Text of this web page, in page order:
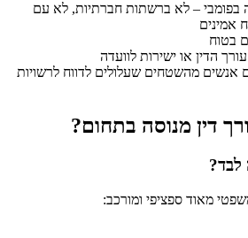
– לא ברשתות חברתיות, לא עם
אמינים
בטוח
הדין או ישירות לוועדה
מהשטחים שעלולים לדווח לרשויות
דין מנוסה בתחום?
מאוד ספציפי ומורכב: